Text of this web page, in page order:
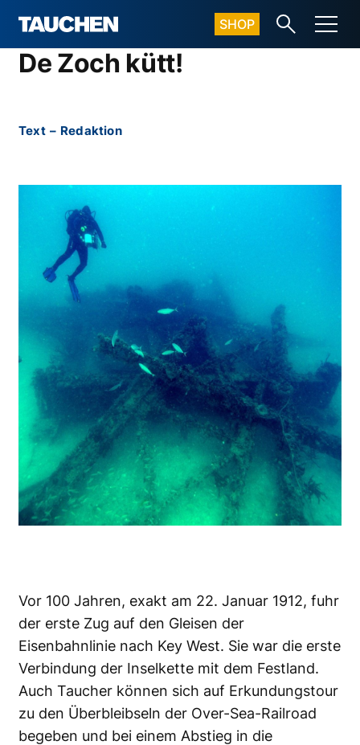
SHOP
De Zoch kütt!
Text – Redaktion
Vor 100 Jahren, exakt am 22. Januar 1912, fuhr
der erste Zug auf den Gleisen der
Eisenbahnlinie nach Key West. Sie war die erste
Verbindung der Inselkette mit dem Festland.
Auch Taucher können sich auf Erkundungstour
zu den Überbleibseln der Over-Sea-Railroad
begeben und bei einem Abstieg in die